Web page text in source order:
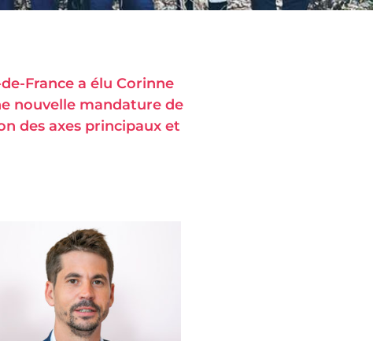
France a élu Corinne
nouvelle mandature de
des axes principaux et